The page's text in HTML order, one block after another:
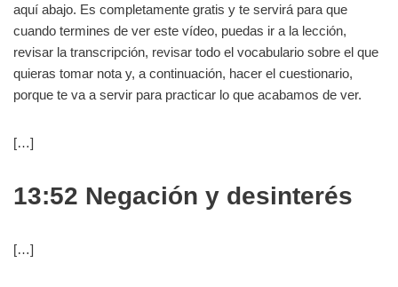
aquí abajo. Es completamente gratis y te servirá para que
cuando termines de ver este vídeo, puedas ir a la lección,
revisar la transcripción, revisar todo el vocabulario sobre el que
quieras tomar nota y, a continuación, hacer el cuestionario,
porque te va a servir para practicar lo que acabamos de ver.
[…]
13:52 Negación y desinterés
[…]